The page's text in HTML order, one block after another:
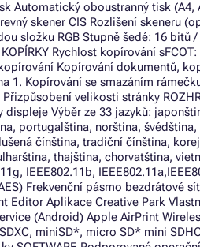
Automatický oboustranný tisk (A4,
skener CIS Rozlišení skeneru
složku RGB Stupně šedé: 16
Rychlost kopírování
Kopírování dokumentů,
1. Kopírování se smazáním
velikosti stránky
Výběr ze 33 jazyků:
portugalština, norština,
čínština, tradiční čínština,
thajština, chorvatština,
IEEE802.11b,
Frekvenční pásmo bezdrátové
Editor Aplikace Creative Park
(Android) Apple AirPrint
miniSD*, micro SD* mini